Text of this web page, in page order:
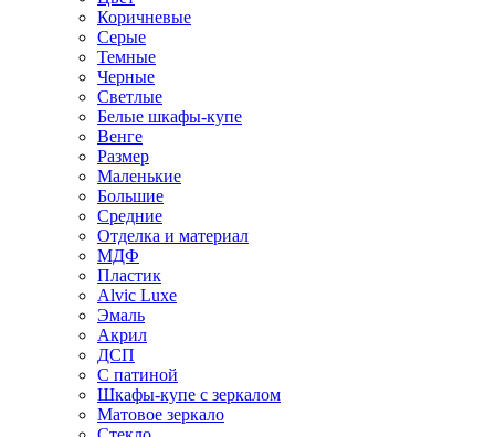
Коричневые
Серые
Темные
Черные
Светлые
Белые шкафы-купе
Венге
Размер
Маленькие
Большие
Средние
Отделка и материал
МДФ
Пластик
Alvic Luxe
Эмаль
Акрил
ДСП
С патиной
Шкафы-купе с зеркалом
Матовое зеркало